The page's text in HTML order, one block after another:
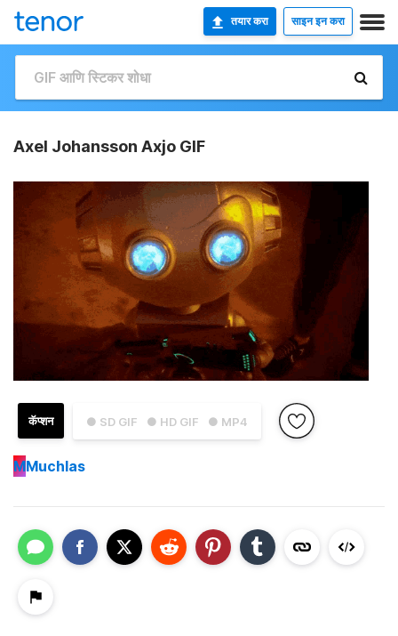
तयार करा साइन इन करा
Axel Johansson Axjo GIF
● SD GIF ● HD GIF ● MP4
कॅप्शन
MMuchlas